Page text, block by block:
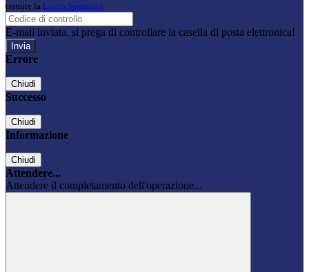
tramite la Login Spaggiari
E-mail inviata, si prega di controllare la casella di posta elettronica!
Errore
Chiudi
Successo
Chiudi
Informazione
Chiudi
Attendere...
Attendere il completamento dell'operazione...